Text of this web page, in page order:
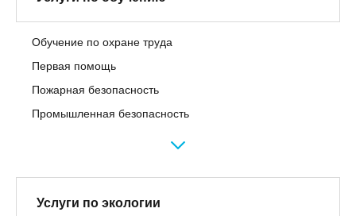
Обучение по охране труда
Первая помощь
Пожарная безопасность
Промышленная безопасность
Услуги по экологии